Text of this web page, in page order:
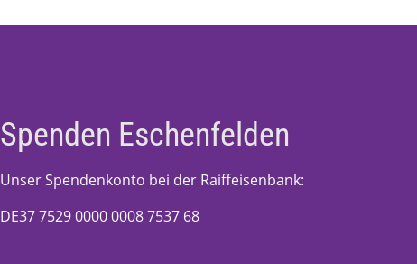
Spenden Eschenfelden
Unser Spendenkonto bei der Raiffeisenbank:
DE37 7529 0000 0008 7537 68